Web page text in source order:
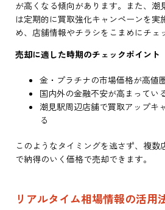
が高くなる傾向があります。また、潮
は定期的に買取強化キャンペーンを実
め、店舗情報やチラシをこまめにチェ
売却に適した時期のチェックポイント
金・プラチナの市場価格が高値
国内外の金融不安が高まってい
潮見駅周辺店舗で買取アップキ
る
このようなタイミングを逃さず、複数
で納得のいく価格で売却できます。
リアルタイム相場情報の活用